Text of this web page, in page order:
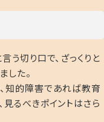
う切り口で、ざっくりと
した。
知的障害であれば教育
るべきポイントはさら